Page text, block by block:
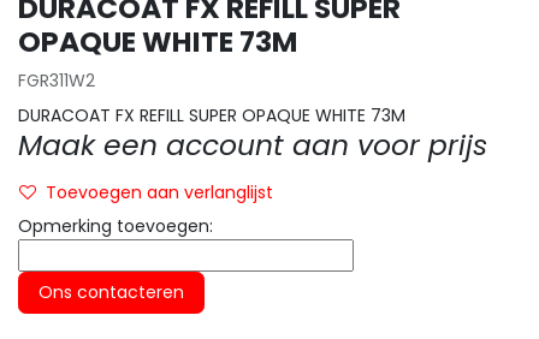
OPAQUE WHITE 73M
FGR311W2
DURACOAT FX REFILL SUPER OPAQUE WHITE 73M
Maak een account aan voor prijs
Toevoegen aan verlanglijst
Opmerking toevoegen:
Ons contacteren